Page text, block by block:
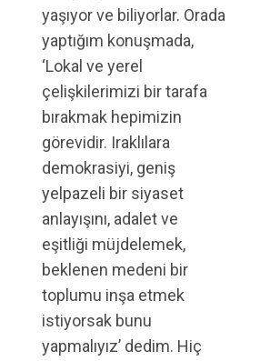
yaşıyor ve biliyorlar. Orada
yaptığım konuşmada,
‘Lokal ve yerel
çelişkilerimizi bir tarafa
bırakmak hepimizin
görevidir. Iraklılara
demokrasiyi, geniş
yelpazeli bir siyaset
anlayışını, adalet ve
eşitliği müjdelemek,
beklenen medeni bir
toplumu inşa etmek
istiyorsak bunu
yapmalıyız’ dedim. Hiç